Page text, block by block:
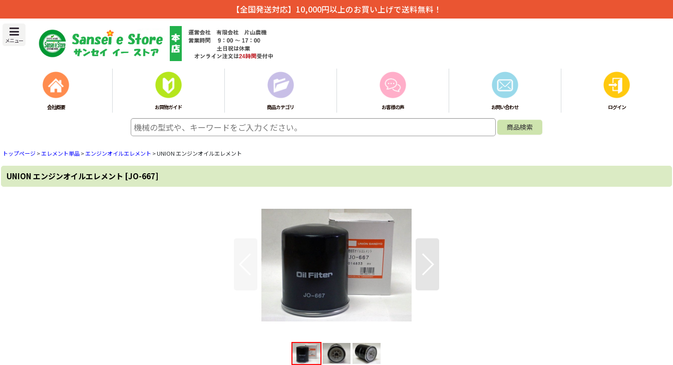
【全国発送対応】10,000円以上のお買い上げで送料無料！
メニュー
会社概要 お買物ガイド 商品カテゴリ お客様の声 お問い合わせ ログイン
トップページ>エレメント単品>エンジンオイルエレメント >UNION エンジンオイルエレメント
UNION エンジンオイルエレメント [JO-667]